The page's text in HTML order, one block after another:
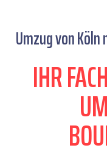
Umzug von
IHR